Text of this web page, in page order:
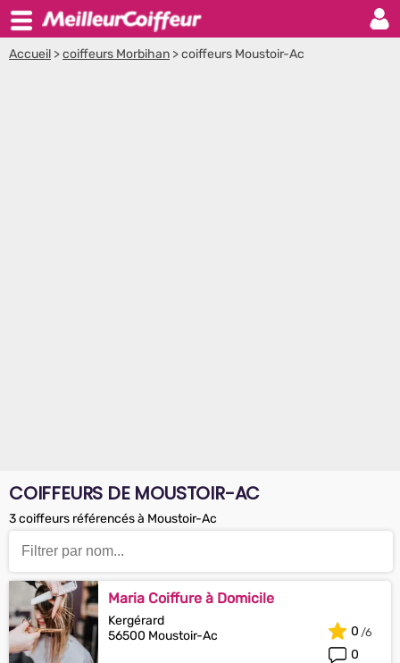
Accueil >coiffeurs Morbihan >coiffeurs Moustoir-Ac
COIFFEURS DE MOUSTOIR-AC
3 coiffeurs référencés à Moustoir-Ac
Maria Coiffure à Domicile
Kergérard
56500 Moustoir-Ac
0
0